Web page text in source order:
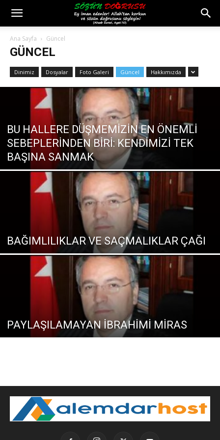
Ana Sayfa Güncel
GÜNCEL
Dinimiz Dosyalar Foto Galeri Güncel Hakkımızda
BU HALLERE DÜŞMEMİZİN EN ÖNEMLİ
SEBEPLERİNDEN BİRİ: KENDİMİZİ TEK
BAŞINA SANMAK
BAĞIMLILIKLAR VE SAÇMALIKLAR ÇAĞI
PAYLAŞILAMAYAN İBRAHİMİ MİRAS